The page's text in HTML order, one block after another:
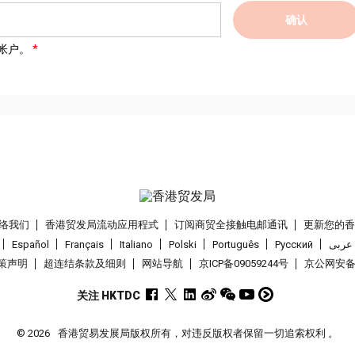
确认
。
我们 香港贸发局流动应用程式 订阅商贸全接触电邮通讯
更新您的
Español
Français Italiano Polski Português Pусский
عربى
声明
超连结条款及细则 网站导航 京ICP备09059244号 京公网安
关注 HKTDC
© 2026 香港贸易发展局版权所有，对违反版权者保留一切追索权利 。